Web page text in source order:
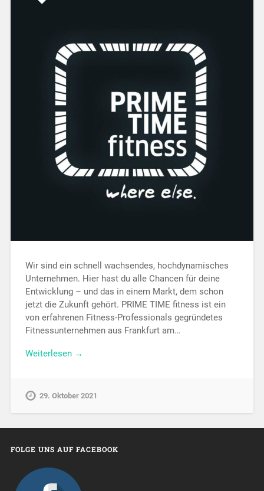
Wir sind ein schnell wachsendes, hochdynamisches
Unternehmen. Hier hast du alle Chancen für deine
Entwicklung – und das in einem Markt, dem schon
jetzt die Zukunft gehört. PRIME TIME fitness ist ein
von erfahrenen Fitness-Professionals gegründetes
Fitnessunternehmen aus Frankfurt am…
Weiterlesen →
29. Oktober 2021
FOLGE UNS AUF FACEBOOK